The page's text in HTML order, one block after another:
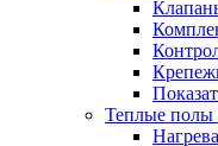
Теплые полы